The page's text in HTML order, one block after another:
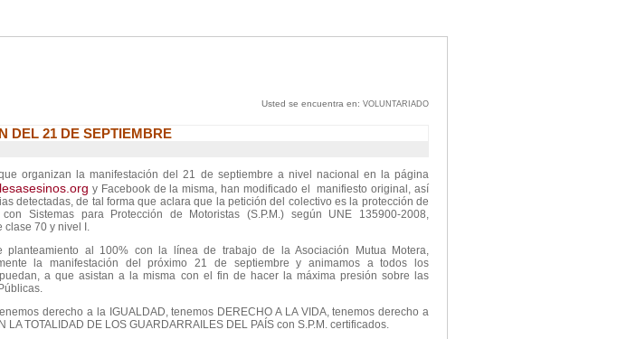
Usted se encuentra en: VOLUNTARIADO
DEL 21 DE SEPTIEMBRE
organizan la manifestación del 21 de septiembre a nivel nacional en la página
y Facebook de la misma, han modificado el manifiesto original, así
detectadas, de tal forma que aclara que la petición del colectivo es la protección de
con Sistemas para Protección de Motoristas (S.P.M.) según UNE 135900-2008,
clase 70 y nivel I.
planteamiento al 100% con la línea de trabajo de la Asociación Mutua Motera,
la manifestación del próximo 21 de septiembre y animamos a todos los
a que asistan a la misma con el fin de hacer la máxima presión sobre las
derecho a la IGUALDAD, tenemos DERECHO A LA VIDA, tenemos derecho a
LA TOTALIDAD DE LOS GUARDARRAILES DEL PAÍS con S.P.M. certificados.